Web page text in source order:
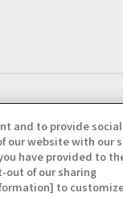
and to provide social
our website with our
have provided to
out of our sharing
to